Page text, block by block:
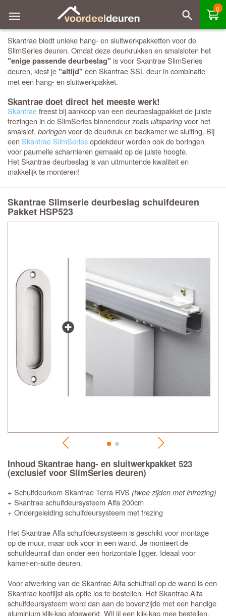
0
Skantrae biedt unieke hang- en sluitwerkpakketten voor de
SlimSeries deuren. Omdat deze deurkrukken en smalsloten het
"enige passende deurbeslag" is voor Skantrae SlimSeries
deuren, kiest je"altijd"een Skantrae SSL deur in combinatie
met een hang- en sluitwerkpakket.
Skantrae doet direct het meeste werk!
Skantraefreest bij aankoop van een deurbeslagpakket de juiste
frezingen in de SlimSeries binnendeur zoalsuitsparingvoor het
smalslot, boringenvoor de deurkruk en badkamer-wc sluiting. Bij
eenSkantrae SlimSeriesopdekdeur worden ook de boringen
voor paumelle scharnieren gemaakt op de juiste hoogte.
Het Skantrae deurbeslag is van uitmuntende kwaliteit en
makkelijk te monteren!
Skantrae Slimserie deurbeslag schuifdeuren
Pakket HSP523
Inhoud Skantrae hang- en sluitwerkpakket 523
(exclusief voor SlimSeries deuren)
+ Schuifdeurkom Skantrae Terra RVS (twee zijden met infrezing)
+ Skantrae schuifdeursysteem Alfa 200cm
+ Ondergeleiding schuifdeursysteem met frezing
Het Skantrae Alfa schuifdeursysteem is geschikt voor montage
op de muur, maar ook voor in een wand. Je monteert de
schuifdeurrail dan onder een horizontale ligger. Ideaal voor
kamer-en-suite deuren.
Voor afwerking van de Skantrae Alfa schuifrail op de wand is een
Skantrae kooflijst als optie los te bestellen. Het Skantrae Alfa
schuifdeursysteem word dan aan de bovenzijde met een handige
aluminium klik-kap afgewerkt. Wil jij een klik-kap mee bestellen,